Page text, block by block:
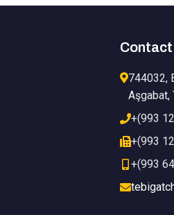
Contact
744032,
Aşgabat,
+(993
+(993
+(993